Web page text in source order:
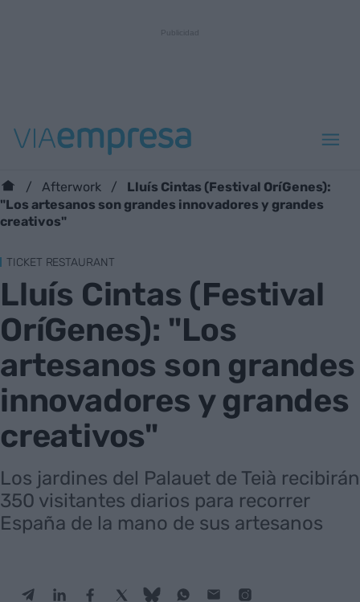
Afterwork
Lluís Cintas (Festival OríGenes):
"Los artesanos son grandes innovadores y grandes
creativos"
TICKET RESTAURANT
Lluís Cintas (Festival
OríGenes): "Los
artesanos son grandes
innovadores y grandes
creativos"
Los jardines del Palauet de Teià recibirán
350 visitantes diarios para recorrer
España de la mano de sus artesanos